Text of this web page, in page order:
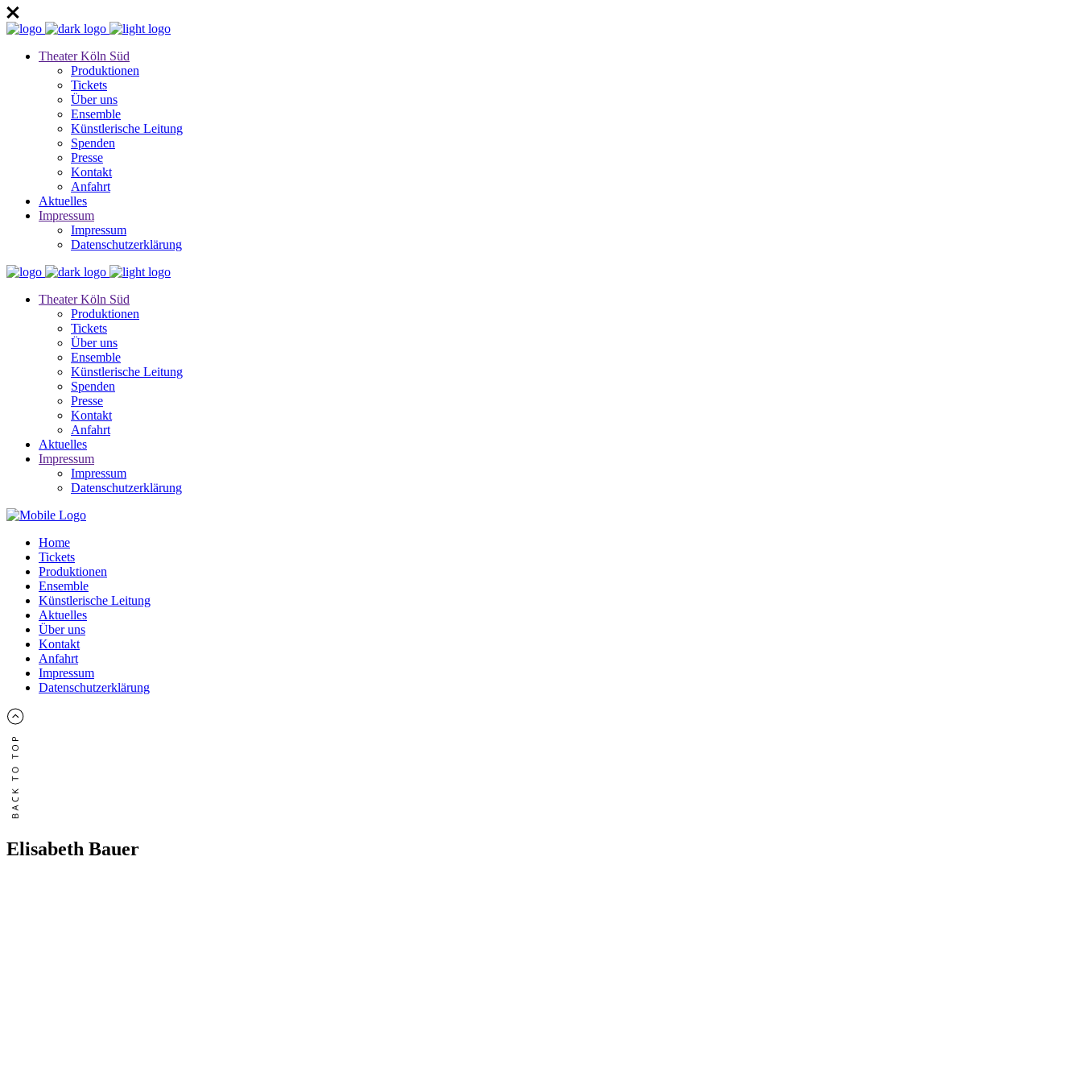
Theater Köln Süd
Produktionen
Tickets
Über uns
Ensemble
Künstlerische Leitung
Spenden
Presse
Kontakt
Anfahrt
Aktuelles
Impressum
Impressum
Datenschutzerklärung
Theater Köln Süd
Produktionen
Tickets
Über uns
Ensemble
Künstlerische Leitung
Spenden
Presse
Kontakt
Anfahrt
Aktuelles
Impressum
Impressum
Datenschutzerklärung
Home
Tickets
Produktionen
Ensemble
Künstlerische Leitung
Aktuelles
Über uns
Kontakt
Anfahrt
Impressum
Datenschutzerklärung
Elisabeth Bauer